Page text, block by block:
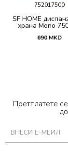
752017500
SF HOME
храна Mono
690 MKD
Претплатете